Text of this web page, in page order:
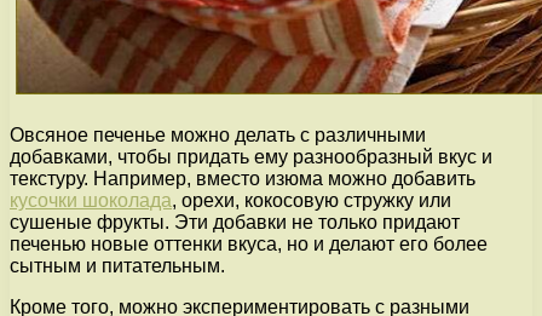
Овсяное печенье можно делать с различными
добавками, чтобы придать ему разнообразный вкус и
текстуру. Например, вместо изюма можно добавить
кусочки шоколада, орехи, кокосовую стружку или
сушеные фрукты. Эти добавки не только придают
печенью новые оттенки вкуса, но и делают его более
сытным и питательным.
Кроме того, можно экспериментировать с разными